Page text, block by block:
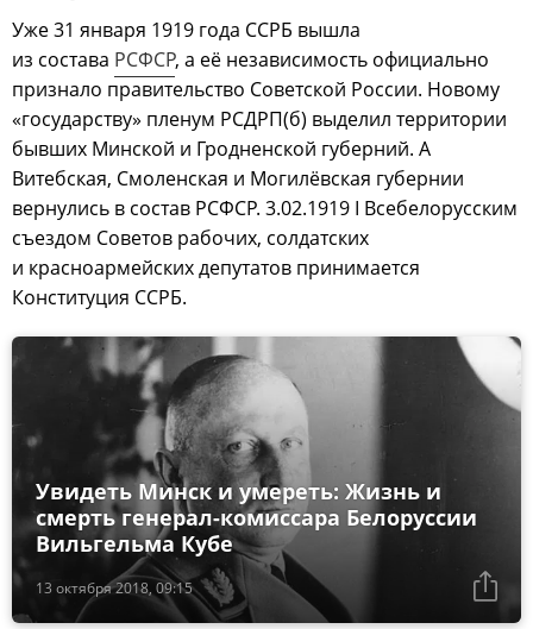
Уже 31 января 1919 года ССРБ вышла
из состава РСФСР, а её независимость официально
признало правительство Советской России. Новому
«государству» пленум РСДРП(б) выделил территории
бывших Минской и Гродненской губерний. А
Витебская, Смоленская и Могилёвская губернии
вернулись в состав РСФСР. 3.02.1919 I Всебелорусским
съездом Советов рабочих, солдатских
и красноармейских депутатов принимается
Конституция ССРБ.
13 октября 2018, 09:15
Увидеть Минск и умереть: Жизнь и
смерть генерал-комиссара Белоруссии
Вильгельма Кубе